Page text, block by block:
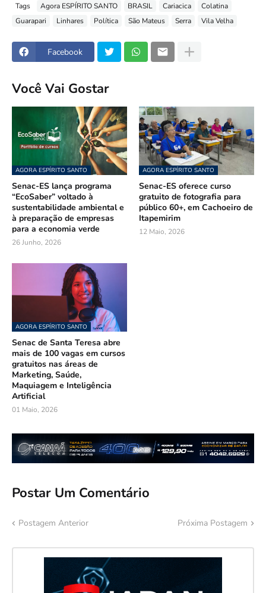
Tags Agora ESPÍRITO SANTO BRASIL Cariacica
Colatina
Guarapari
Linhares Política São Mateus Serra Vila Velha
Facebook
Você Vai Gostar
AGORA ESPÍRITO SANTO
Senac-ES lança programa
“EcoSaber” voltado à
sustentabilidade ambiental e
à preparação de empresas
para a economia verde
26 Junho, 2026
AGORA ESPÍRITO SANTO
Senac-ES oferece curso
gratuito de fotografia para
público 60+, em Cachoeiro de
Itapemirim
12 Maio, 2026
AGORA ESPÍRITO SANTO
Senac de Santa Teresa abre
mais de 100 vagas em cursos
gratuitos nas áreas de
Marketing, Saúde,
Maquiagem e Inteligência
Artificial
01 Maio, 2026
Postar Um Comentário
Postagem Anterior Próxima Postagem